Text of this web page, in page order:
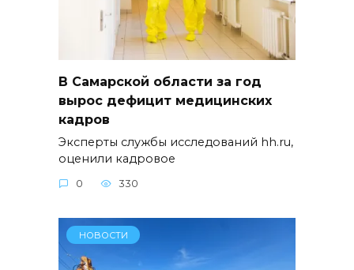
В Самарской области за год
вырос дефицит медицинских
кадров
Эксперты службы исследований hh.ru,
оценили кадровое
0 330
НОВОСТИ